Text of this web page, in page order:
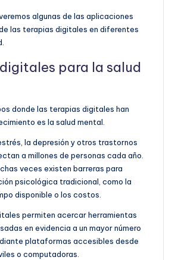
algunas de las aplicaciones
las terapias digitales en diferentes
para la salud
donde las terapias digitales han
es la salud mental.
la depresión y otros trastornos
a millones de personas cada año.
veces existen barreras para
psicológica tradicional, como la
disponible o los costos.
permiten acercar herramientas
en evidencia a un mayor número
plataformas accesibles desde
o computadoras.